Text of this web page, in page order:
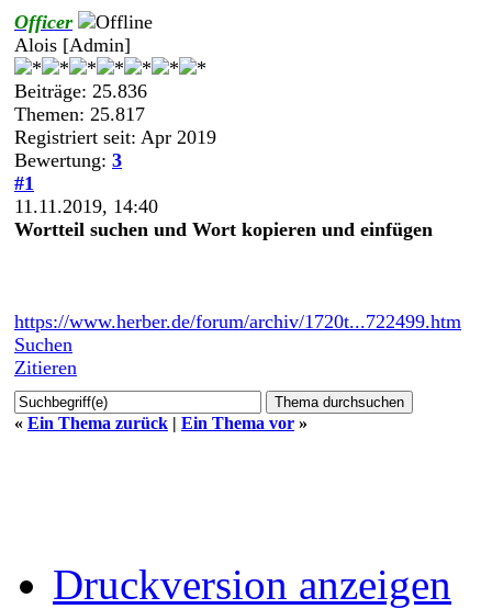
Officer
Alois [Admin]
Beiträge: 25.836
Themen: 25.817
Registriert seit: Apr 2019
Bewertung: 3
#1
11.11.2019, 14:40
Wortteil suchen und Wort kopieren und einfügen
https://www.herber.de/forum/archiv/1720t...722499.htm
Suchen
Zitieren
« Ein Thema zurück | Ein Thema vor »
Druckversion anzeigen